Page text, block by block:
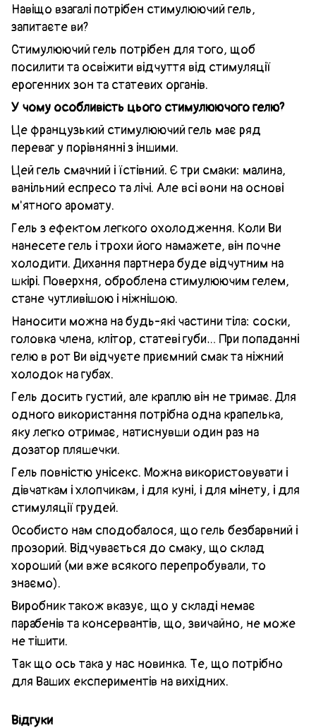
Навіщо взагалі потрібен стимулюючий гель,
запитаєте ви?
Стимулюючий гель потрібен для того, щоб
посилити та освіжити відчуття від стимуляції
ерогенних зон та статевих органів.
У чому особливість цього стимулюючого гелю?
Це французький стимулюючий гель має ряд
переваг у порівнянні з іншими.
Цей гель смачний і їстівний. Є три смаки: малина,
ванільний еспресо та лічі. Але всі вони на основі
м'ятного аромату.
Гель з ефектом легкого охолодження. Коли Ви
нанесете гель і трохи його намажете, він почне
холодити. Дихання партнера буде відчутним на
шкірі. Поверхня, оброблена стимулюючим гелем,
стане чутливішою і ніжнішою.
Наносити можна на будь-які частини тіла: соски,
головка члена, клітор, статеві губи… При попаданні
гелю в рот Ви відчуєте приємний смак та ніжний
холодок на губах.
Гель досить густий, але краплю він не тримає. Для
одного використання потрібна одна крапелька,
яку легко отримає, натиснувши один раз на
дозатор пляшечки.
Гель повністю унісекс. Можна використовувати і
дівчаткам і хлопчикам, і для куні, і для мінету, і для
стимуляції грудей.
Особисто нам сподобалося, що гель безбарвний і
прозорий. Відчувається до смаку, що склад
хороший (ми вже всякого перепробували, то
знаємо).
Виробник також вказує, що у складі немає
парабенів та консервантів, що, звичайно, не може
не тішити.
Так що ось така у нас новинка. Те, що потрібно
для Ваших експериментів на вихідних.
Відгуки